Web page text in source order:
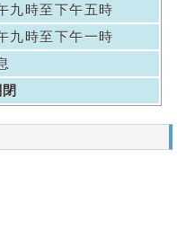
九時至下午五時
九時至下午一時